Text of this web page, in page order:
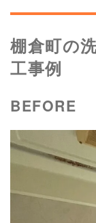
棚倉町の
工事例
BEFORE